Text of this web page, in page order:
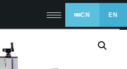
CN EN